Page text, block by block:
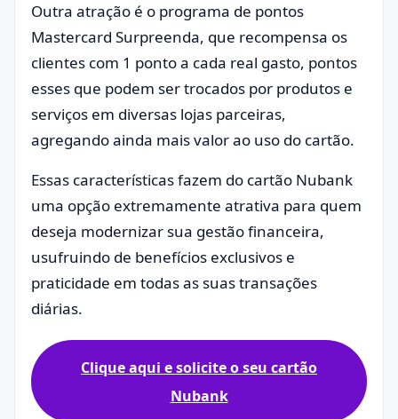
Outra atração é o programa de pontos
Mastercard Surpreenda, que recompensa os
clientes com 1 ponto a cada real gasto, pontos
esses que podem ser trocados por produtos e
serviços em diversas lojas parceiras,
agregando ainda mais valor ao uso do cartão.
Essas características fazem do cartão Nubank
uma opção extremamente atrativa para quem
deseja modernizar sua gestão financeira,
usufruindo de benefícios exclusivos e
praticidade em todas as suas transações
diárias.
Clique aqui e solicite o seu cartão
Nubank